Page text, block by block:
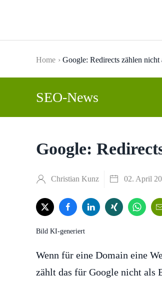
Home Google: Redirects zählen
SEO-News
Google:
Christian Kunz 02. April
Bild KI-generiert
Wenn für eine Domain eine
zählt das für Google nicht als